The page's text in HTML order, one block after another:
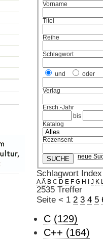
Vorname
Titel
Reihe
Schlagwort
und oder
Verlag
Ersch.-Jahr
bis
Katalog
Rezensent
neue
Schlagwort Index
A Ä B C D E F G H J K
2535 Treffer
Seite < 1 2 3 4 5
C (129)
C++ (164)